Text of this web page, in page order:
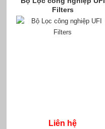
Filters
Liên hệ